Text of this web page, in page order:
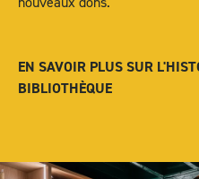
EN SAVOIR PLUS SUR
BIBLIOTHÈQUE